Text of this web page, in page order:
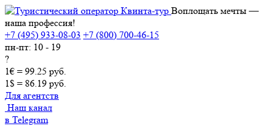
Воплощать мечты —
наша профессия!
+7 (495) 933-08-03 +7 (800) 700-46-15
пн-пт: 10 - 19
?
1€ = 99.25 руб.
1$ = 86.19 руб.
Для агентств
Наш канал
в Telegram